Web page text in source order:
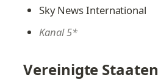
Sky News International
Kanal 5*
Vereinigte Staaten